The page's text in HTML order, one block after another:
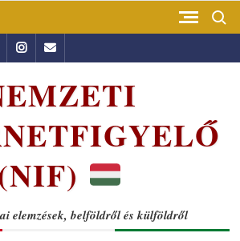
Instagram
Email
elemzések, belföldről és külföldről